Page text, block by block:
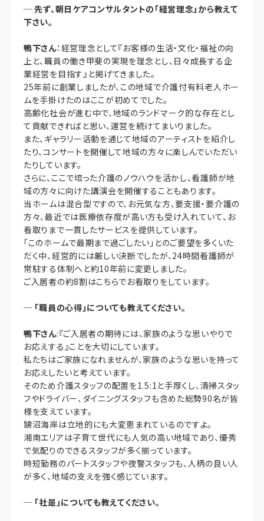
─先ず、朝日ケアコンサルタントの「経営理念」から教えて
下さい。
鴨下さん：経営理念として『お客様の生活・文化・福祉の向
上と、職員の働き甲斐の実現を理念とし、日々成長する企
業経営を目指す』と掲げてきました。
25年前に創業しましたが、この地域で介護付有料老人ホー
ムを手掛けたのはここが初めてでした。
高齢化社会が進む中で、地域のランドマーク的な存在とし
て貢献できればと思い、運営を続けてまいりました。
また、ギャラリー活動を通じて地域のアーティストを紹介し
たり、コンサートを開催して地域の方々に楽しんでいただい
たりしています。
さらに、ここで培った介護のノウハウを活かし、看護師が地
域の方々に向けた講演会を開催することもあります。
当ホームは混合型ですので、お元気な方、要支援・要介護の
方々、最近では医療依存度が高い方も受け入れていて、お
看取りまで一貫したサービスを提供しています。
「このホームで最期まで過ごしたい」とのご要望を多くいた
だく中、経営的には厳しい決断でしたが、24時間看護師が
常駐する体制へと約10年前に変更しました。
ご入居者の約8割はこちらでお看取りをしています。
─ 「職員の心得」についても教えてください。
鴨下さん:『ご入居者の期待には、家族のような思いやりで
お応えする』ことを大切にしています。
私たちはご家族になれませんが、家族のような思いを持って
お応えしたいと考えています。
そのため介護スタッフの配置を1.5:1と手厚くし、清掃スタッ
フやドライバー、ダイニングスタッフも含めた総勢90名が皆
様を支えています。
鵠沼海岸は立地的にも大変恵まれているのですよ。
湘南エリアは子育て世代にも人気の高い地域であり、優秀
で気配りのできるスタッフが多く揃っています。
時短勤務のパートスタッフや夜警スタッフも、人柄の良い人
が多く、地域の支えを強く感じています。
─ 「社是」についても教えてください。